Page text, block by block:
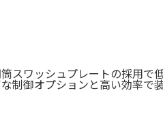
スワッシュプレートの採用で
制御オプションと高い効率で